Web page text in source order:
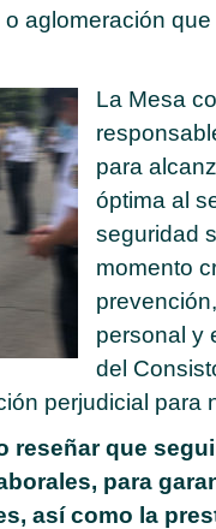
aglomeración
La Mesa
para
óptima al
seguridad
momento
personal y
del
perjudicial para
reseñar que
para
así como la